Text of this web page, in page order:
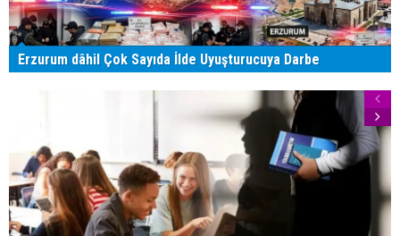
Erzurum dâhil Çok Sayıda İlde Uyuşturucuya Darbe